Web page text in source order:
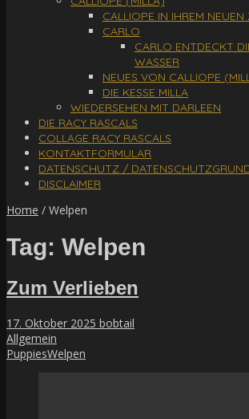
CALLIOPE IN IHREM NEUEN
CARLO
CARLO ENTDECKT
WASSER
NEUES VON CALLIOPE
DIE KESSE MILLA
WIEDERSEHEN MIT DARLEEN
DIE RACY RASCALS
COLLAGE RACY RASCALS
KONTAKTFORMULAR
DATENSCHUTZ /
DISCLAIMER
Home / Welpen
Tag: Welpen
Zum Verlieben
17. Oktober 2025 bobtail
Allgemein
PuppiesWelpen